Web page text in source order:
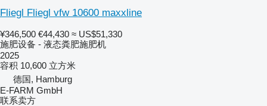
Fliegl Fliegl vfw 10600 maxxline
¥346,500 €44,430 ≈ US$51,330
施肥设备 - 液态粪肥施肥机
2025
容积 10,600 立方米
德国, Hamburg
E-FARM GmbH
联系卖方